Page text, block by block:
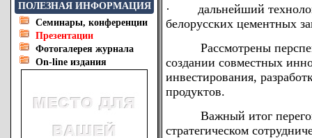
ПОЛЕЗНАЯ ИНФОРМАЦИЯ
Семинары, конференции
Презентации
Фотогалерея журнала
On-line издания
· дальнейший
белорусских цементных
Рассмотрены
создании совместных
инвестирования,
продуктов.
Важный итог
стратегическом